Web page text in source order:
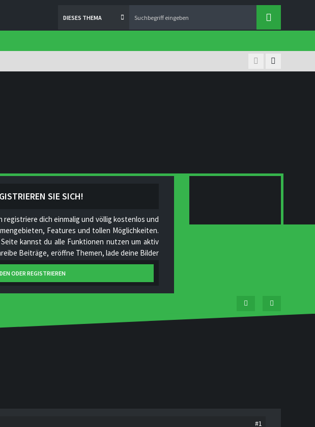
DIESES THEMA
SIE SICH!
dich einmalig und völlig kostenlos und
Features und tollen Möglichkeiten.
kannst du alle Funktionen nutzen um aktiv
Beiträge, eröffne Themen, lade deine Bilder
dich mit anderen Mitgliedern und helfe uns
zu wachsen!
ODER REGISTRIEREN
#1